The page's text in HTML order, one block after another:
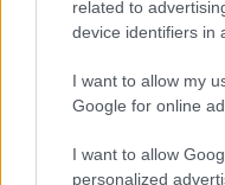
related to
device identifiers in
I want to allow my
Google for online
I want to allow
personalized
Un’ulteriore azione
israeliane
soldatoOron Shaul,
Era rimasto ucciso
nella guerra